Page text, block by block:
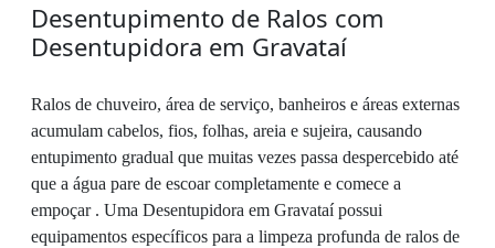
Desentupimento de Ralos com
Desentupidora em Gravataí
Ralos de chuveiro, área de serviço, banheiros e áreas externas
acumulam cabelos, fios, folhas, areia e sujeira, causando
entupimento gradual que muitas vezes passa despercebido até
que a água pare de escoar completamente e comece a
empoçar . Uma Desentupidora em Gravataí possui
equipamentos específicos para a limpeza profunda de ralos de